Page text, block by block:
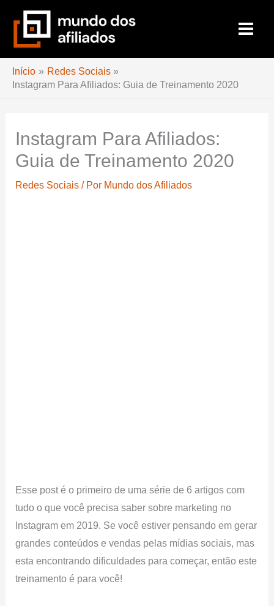
para
conteúdo
Início
Redes Sociais
Instagram Para Afiliados: Guia de Treinamento 2020
Instagram Para Afiliados:
Guia de Treinamento 2020
Redes Sociais/ Por Mundo dos Afiliados
Esse post é o primeiro de uma série de 6 artigos com
tudo o que você precisa saber sobre marketing no
Instagram em 2019. Se você estiver pensando em gerar
grandes conteúdos e vendas pelas mídias sociais, mas
esta encontrando dificuldades para começar, então este
treinamento é para você!